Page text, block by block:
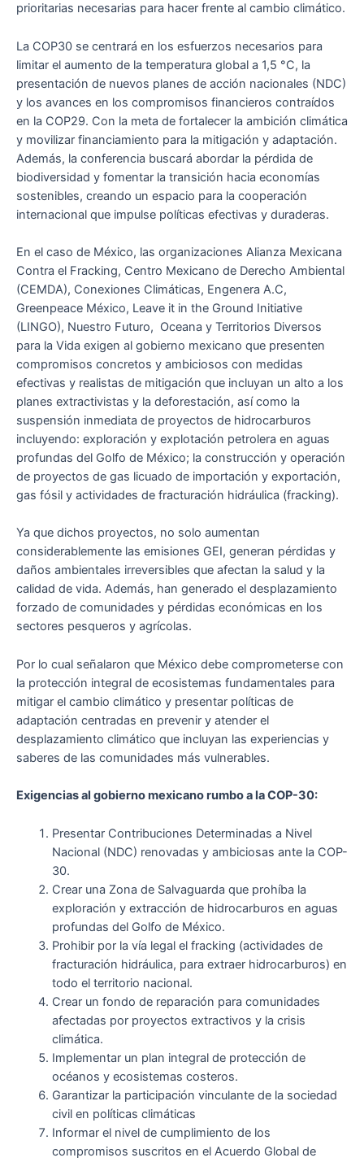
prioritarias necesarias para hacer frente al cambio climático.
La COP30 se centrará en los esfuerzos necesarios para
limitar el aumento de la temperatura global a 1,5 °C, la
presentación de nuevos planes de acción nacionales (NDC)
y los avances en los compromisos financieros contraídos
en la COP29. Con la meta de fortalecer la ambición climática
y movilizar financiamiento para la mitigación y adaptación.
Además, la conferencia buscará abordar la pérdida de
biodiversidad y fomentar la transición hacia economías
sostenibles, creando un espacio para la cooperación
internacional que impulse políticas efectivas y duraderas.
En el caso de México, las organizaciones Alianza Mexicana
Contra el Fracking, Centro Mexicano de Derecho Ambiental
(CEMDA), Conexiones Climáticas, Engenera A.C,
Greenpeace México, Leave it in the Ground Initiative
(LINGO), Nuestro Futuro, Oceana y Territorios Diversos
para la Vida exigen al gobierno mexicano que presenten
compromisos concretos y ambiciosos con medidas
efectivas y realistas de mitigación que incluyan un alto a los
planes extractivistas y la deforestación, así como la
suspensión inmediata de proyectos de hidrocarburos
incluyendo: exploración y explotación petrolera en aguas
profundas del Golfo de México; la construcción y operación
de proyectos de gas licuado de importación y exportación,
gas fósil y actividades de fracturación hidráulica (fracking).
Ya que dichos proyectos, no solo aumentan
considerablemente las emisiones GEI, generan pérdidas y
daños ambientales irreversibles que afectan la salud y la
calidad de vida. Además, han generado el desplazamiento
forzado de comunidades y pérdidas económicas en los
sectores pesqueros y agrícolas.
Por lo cual señalaron que México debe comprometerse con
la protección integral de ecosistemas fundamentales para
mitigar el cambio climático y presentar políticas de
adaptación centradas en prevenir y atender el
desplazamiento climático que incluyan las experiencias y
saberes de las comunidades más vulnerables.
Exigencias al gobierno mexicano rumbo a la COP-30:
Presentar Contribuciones Determinadas a Nivel
Nacional (NDC) renovadas y ambiciosas ante la COP-
30.
Crear una Zona de Salvaguarda que prohíba la
exploración y extracción de hidrocarburos en aguas
profundas del Golfo de México.
Prohibir por la vía legal el fracking (actividades de
fracturación hidráulica, para extraer hidrocarburos) en
todo el territorio nacional.
Crear un fondo de reparación para comunidades
afectadas por proyectos extractivos y la crisis
climática.
Implementar un plan integral de protección de
océanos y ecosistemas costeros.
Garantizar la participación vinculante de la sociedad
civil en políticas climáticas
Informar el nivel de cumplimiento de los
compromisos suscritos en el Acuerdo Global de